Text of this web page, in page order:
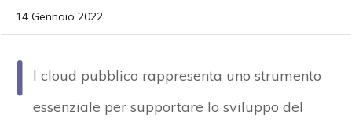
14 Gennaio 2022
I
l cloud pubblico rappresenta uno strumento
essenziale per supportare lo sviluppo del